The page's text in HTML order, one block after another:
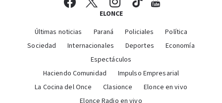
ELONCE
Últimas noticias Paraná Policiales
Política
Sociedad
Internacionales Deportes
Economía
Espectáculos
Haciendo Comunidad
Impulso Empresarial
La Cocina del Once
Clasionce
Elonce en vivo
Elonce Radio en vivo